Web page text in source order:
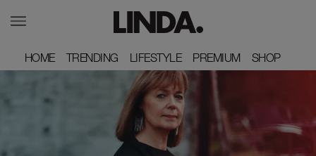
HOME
HOME TRENDING
TRENDING LIFESTYLE
LIFESTYLE PREMIUM
PREMIUM SHOP
SHOP